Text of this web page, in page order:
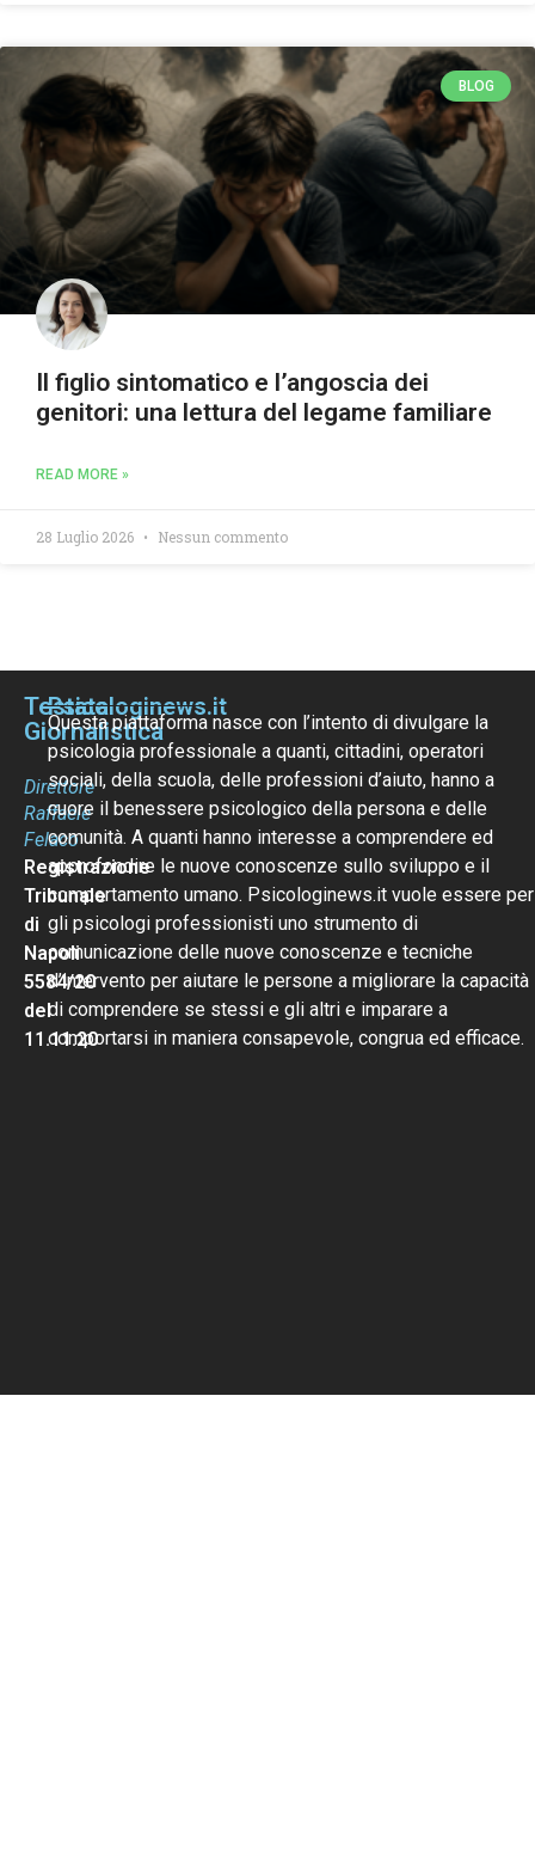
BLOG
Il figlio sintomatico e l’angoscia dei
genitori: una lettura del legame familiare
READ MORE »
28 Luglio 2026 Nessun commento
Testata
Giornalistica
Direttore
Raffaele
Felaco
Registrazione
Tribunale
di
Napoli
5584/20
del
11.11.20
Psicologinews.it
Questa piattaforma nasce con l’intento di divulgare la
psicologia professionale a quanti, cittadini, operatori
sociali, della scuola, delle professioni d’aiuto, hanno a
cuore il benessere psicologico della persona e delle
comunità. A quanti hanno interesse a comprendere ed
approfondire le nuove conoscenze sullo sviluppo e il
comportamento umano. Psicologinews.it vuole essere per
gli psicologi professionisti uno strumento di
comunicazione delle nuove conoscenze e tecniche
d’intervento per aiutare le persone a migliorare la capacità
di comprendere se stessi e gli altri e imparare a
comportarsi in maniera consapevole, congrua ed efficace.